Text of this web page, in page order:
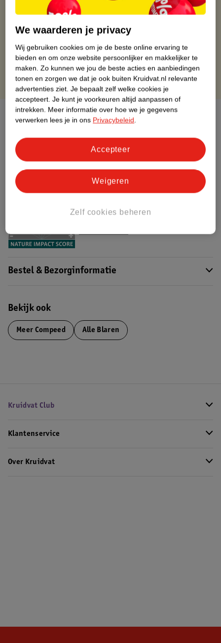
Gratis ophalen in de winkel
Op werkdagen voor 22:00 uur besteld, volgende dag in huis
Gratis thuisbezorgd vanaf 50.00
Gratis retourneren binnen 30 dagen
Gratis punten met je Kruidvat kaart
Over dit product
Productinformatie
Nature Impact Score
Dit product heeft (nog) geen Nature
Bestel & Bezorginformatie
Bekijk ook
Meer Compeed Alle Blaren
Kruidvat Club
Klantenservice
Over Kruidvat
We waarderen je privacy
Wij gebruiken cookies om je de beste online ervaring te
bieden en om onze website persoonlijker en makkelijker te
maken. Zo kunnen we jou de beste acties en aanbiedingen
tonen en zorgen we dat je ook buiten Kruidvat.nl relevante
advertenties ziet. Je bepaalt zelf welke cookies je
accepteert. Je kunt je voorkeuren altijd aanpassen of
intrekken. Meer informatie over hoe we je gegevens
verwerken lees je in ons Privacybeleid.
Zelf cookies beheren
Weigeren
Accepteer